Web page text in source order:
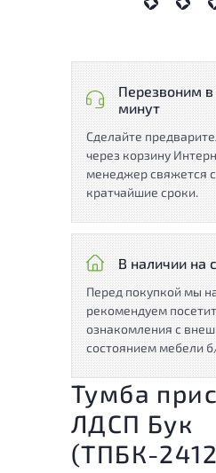
Перезвоним в
минут
Сделайте
через корзину
менеджер свяжется
кратчайшие сроки.
В наличии на
Перед покупкой мы
рекомендуем
ознакомления с
состоянием мебели
Тумба
ЛДСП Бук
(ТПБК-